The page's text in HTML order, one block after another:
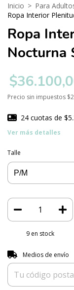
Inicio > Para
Ropa Interior
Ropa
Nocturna
Precio sin impuestos
24 cuotas de
Ver más detalles
Talle
9en stock
Entregas para el CP:
Medios de envío